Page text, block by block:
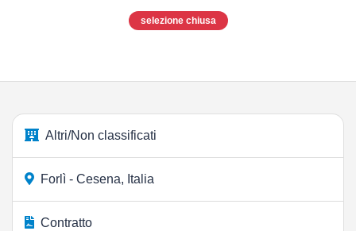
selezione chiusa
Altri/Non classificati
Forlì - Cesena, Italia
Contratto